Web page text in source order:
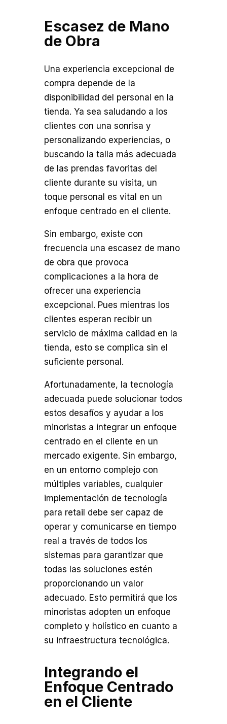
Escasez de Mano
de Obra
Una experiencia excepcional de
compra depende de la
disponibilidad del personal en la
tienda. Ya sea saludando a los
clientes con una sonrisa y
personalizando experiencias, o
buscando la talla más adecuada
de las prendas favoritas del
cliente durante su visita, un
toque personal es vital en un
enfoque centrado en el cliente.
Sin embargo, existe con
frecuencia una escasez de mano
de obra que provoca
complicaciones a la hora de
ofrecer una experiencia
excepcional. Pues mientras los
clientes esperan recibir un
servicio de máxima calidad en la
tienda, esto se complica sin el
suficiente personal.
Afortunadamente, la tecnología
adecuada puede solucionar todos
estos desafíos y ayudar a los
minoristas a integrar un enfoque
centrado en el cliente en un
mercado exigente. Sin embargo,
en un entorno complejo con
múltiples variables, cualquier
implementación de tecnología
para retail debe ser capaz de
operar y comunicarse en tiempo
real a través de todos los
sistemas para garantizar que
todas las soluciones estén
proporcionando un valor
adecuado. Esto permitirá que los
minoristas adopten un enfoque
completo y holístico en cuanto a
su infraestructura tecnológica.
Integrando el
Enfoque Centrado
en el Cliente